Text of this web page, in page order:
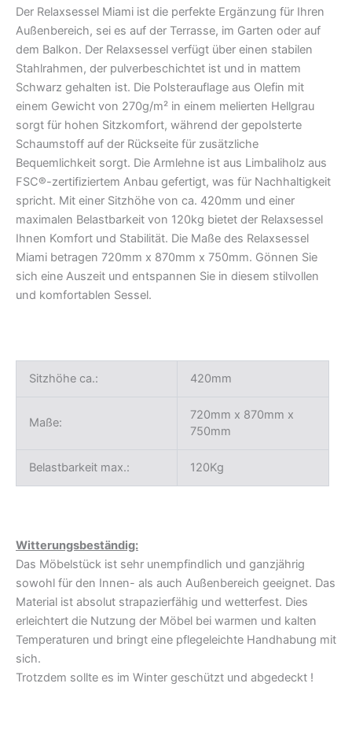
Der Relaxsessel Miami ist die perfekte Ergänzung für Ihren
Außenbereich, sei es auf der Terrasse, im Garten oder auf
dem Balkon. Der Relaxsessel verfügt über einen stabilen
Stahlrahmen, der pulverbeschichtet ist und in mattem
Schwarz gehalten ist. Die Polsterauflage aus Olefin mit
einem Gewicht von 270g/m² in einem melierten Hellgrau
sorgt für hohen Sitzkomfort, während der gepolsterte
Schaumstoff auf der Rückseite für zusätzliche
Bequemlichkeit sorgt. Die Armlehne ist aus Limbaliholz aus
FSC®-zertifiziertem Anbau gefertigt, was für Nachhaltigkeit
spricht. Mit einer Sitzhöhe von ca. 420mm und einer
maximalen Belastbarkeit von 120kg bietet der Relaxsessel
Ihnen Komfort und Stabilität. Die Maße des Relaxsessel
Miami betragen 720mm x 870mm x 750mm. Gönnen Sie
sich eine Auszeit und entspannen Sie in diesem stilvollen
und komfortablen Sessel.
Sitzhöhe ca.: 420mm
Maße:
720mm x 870mm x
750mm
Belastbarkeit max.: 120Kg
Witterungsbeständig:
Das Möbelstück ist sehr unempfindlich und ganzjährig
sowohl für den Innen- als auch Außenbereich geeignet. Das
Material ist absolut strapazierfähig und wetterfest. Dies
erleichtert die Nutzung der Möbel bei warmen und kalten
Temperaturen und bringt eine pflegeleichte Handhabung mit
sich.
Trotzdem sollte es im Winter geschützt und abgedeckt !